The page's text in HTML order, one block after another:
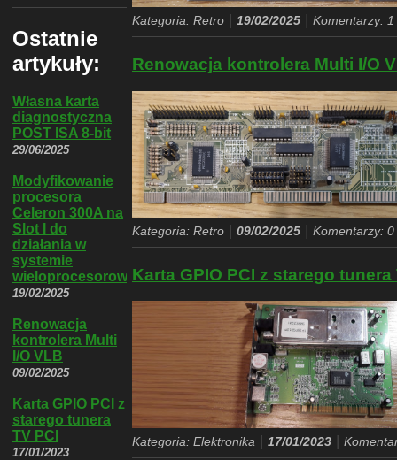
Kategoria: Retro 19/02/2025 Komentarzy: 1
Renowacja kontrolera Multi I/O
Kategoria: Retro | 09/02/2025 | Komentarzy: 0
Karta GPIO PCI z starego tunera
Kategoria: Elektronika | 17/01/2023 |
Ostatnie
artykuły:
Własna karta
diagnostyczna
POST ISA 8-bit
29/06/2025
Modyfikowanie
procesora
Celeron 300A na
Slot I do
działania w
systemie
wieloprocesorowym
19/02/2025
Renowacja
kontrolera Multi
I/O VLB
09/02/2025
Karta GPIO PCI z
starego tunera
TV PCI
17/01/2023